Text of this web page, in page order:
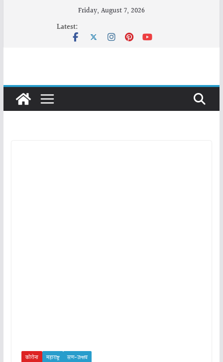
Friday, August 7, 2026
Latest:
कोरोना महाराष्ट्र सण-उत्सव